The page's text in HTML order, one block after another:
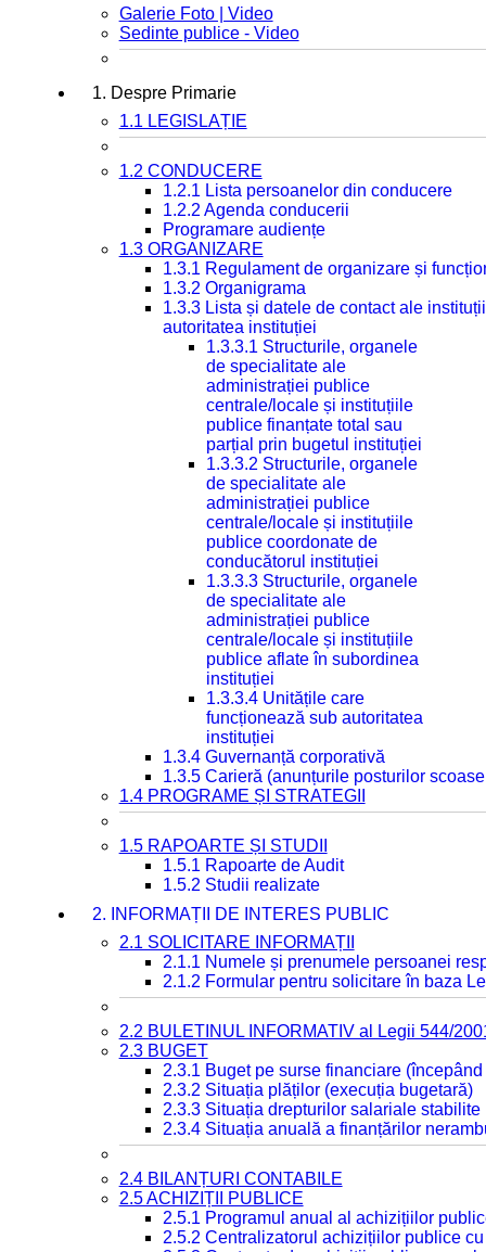
Galerie Foto | Video
Sedinte publice - Video
1. Despre Primarie
1.1 LEGISLAȚIE
1.2 CONDUCERE
1.2.1 Lista persoanelor din conducere
1.2.2 Agenda conducerii
Programare audiențe
1.3 ORGANIZARE
1.3.1 Regulament de organizare și
1.3.2 Organigrama
1.3.3 Lista și datele de contact ale
autoritatea instituției
1.3.3.1 Structurile, organele
de specialitate ale
administrației publice
centrale/locale și instituțiile
publice finanțate total sau
parțial prin bugetul instituției
1.3.3.2 Structurile, organele
de specialitate ale
administrației publice
centrale/locale și instituțiile
publice coordonate de
conducătorul instituției
1.3.3.3 Structurile, organele
de specialitate ale
administrației publice
centrale/locale și instituțiile
publice aflate în subordinea
instituției
1.3.3.4 Unitățile care
funcționează sub autoritatea
instituției
1.3.4 Guvernanță corporativă
1.3.5 Carieră (anunțurile posturilor
1.4 PROGRAME ȘI STRATEGII
1.5 RAPOARTE ȘI STUDII
1.5.1 Rapoarte de Audit
1.5.2 Studii realizate
2. INFORMAȚII DE INTERES PUBLIC
2.1 SOLICITARE INFORMAȚII
2.1.1 Numele și prenumele persoanei
2.1.2 Formular pentru solicitare în baza
2.2 BULETINUL INFORMATIV al Legii 544/
2.3 BUGET
2.3.1 Buget pe surse financiare
2.3.2 Situația plăților (execuția bugetară)
2.3.3 Situația drepturilor salariale
2.3.4 Situația anuală a finanțărilor
2.4 BILANȚURI CONTABILE
2.5 ACHIZIȚII PUBLICE
2.5.1 Programul anual al achizițiilor
2.5.2 Centralizatorul achizițiilor publice